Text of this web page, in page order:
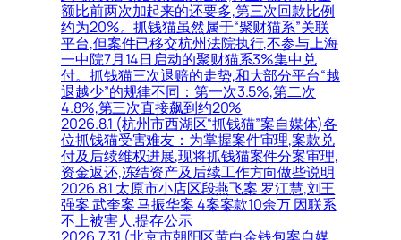
额比前两次加起来的还要多,第三次回款比例
约为20%。抓钱猫虽然属于“聚财猫系”关联
平台,但案件已移交杭州法院执行,不参与上海
一中院7月14日启动的聚财猫系3%集中兑
付。抓钱猫三次退赔的走势,和大部分平台“越
退越少”的规律不同：第一次3.5%,第二次
4.8%,第三次直接飙到约20%
2026.8.1 (杭州市西湖区“抓钱猫”案自媒体)各
位抓钱猫受害难友：为掌握案件审理,案款兑
付及后续维权进展,现将抓钱猫案件分案审理,
资金返还,冻结资产及后续工作方向做些说明
2026.8.1 太原市小店区段燕飞案 罗江慧,刘王
强案 武奎案 马振华案 4案案款10余万 因联系
不上被害人,提存公示